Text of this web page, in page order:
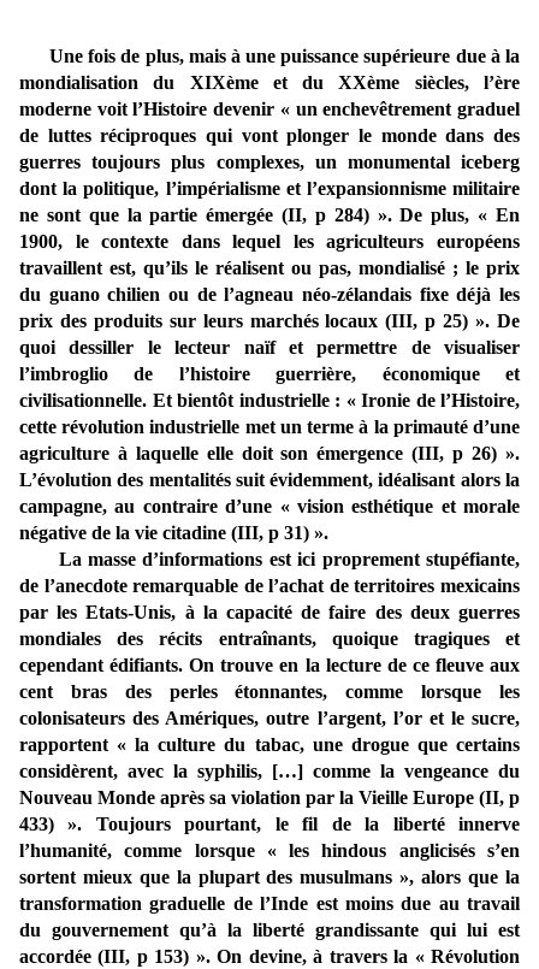
Une fois de plus, mais à une puissance supérieure due à la
mondialisation du XIXème et du XXème siècles, l’ère
moderne voit l’Histoire devenir « un enchevêtrement graduel
de luttes réciproques qui vont plonger le monde dans des
guerres toujours plus complexes, un monumental iceberg
dont la politique, l’impérialisme et l’expansionnisme militaire
ne sont que la partie émergée (II, p 284) ». De plus, « En
1900, le contexte dans lequel les agriculteurs européens
travaillent est, qu’ils le réalisent ou pas, mondialisé ; le prix
du guano chilien ou de l’agneau néo-zélandais fixe déjà les
prix des produits sur leurs marchés locaux (III, p 25) ». De
quoi dessiller le lecteur naïf et permettre de visualiser
l’imbroglio de l’histoire guerrière, économique et
civilisationnelle. Et bientôt industrielle : « Ironie de l’Histoire,
cette révolution industrielle met un terme à la primauté d’une
agriculture à laquelle elle doit son émergence (III, p 26) ».
L’évolution des mentalités suit évidemment, idéalisant alors la
campagne, au contraire d’une « vision esthétique et morale
négative de la vie citadine (III, p 31) ».
La masse d’informations est ici proprement stupéfiante,
de l’anecdote remarquable de l’achat de territoires mexicains
par les Etats-Unis, à la capacité de faire des deux guerres
mondiales des récits entraînants, quoique tragiques et
cependant édifiants. On trouve en la lecture de ce fleuve aux
cent bras des perles étonnantes, comme lorsque les
colonisateurs des Amériques, outre l’argent, l’or et le sucre,
rapportent « la culture du tabac, une drogue que certains
considèrent, avec la syphilis, […] comme la vengeance du
Nouveau Monde après sa violation par la Vieille Europe (II, p
433) ». Toujours pourtant, le fil de la liberté innerve
l’humanité, comme lorsque « les hindous anglicisés s’en
sortent mieux que la plupart des musulmans », alors que la
transformation graduelle de l’Inde est moins due au travail
du gouvernement qu’à la liberté grandissante qui lui est
accordée (III, p 153) ». On devine, à travers la « Révolution